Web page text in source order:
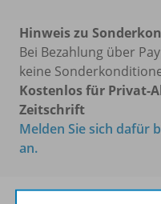
Hinweis zu
Bei Bezahlung über
keine
Kostenlos für Privat-
Zeitschrift
Melden Sie sich dafür
an.